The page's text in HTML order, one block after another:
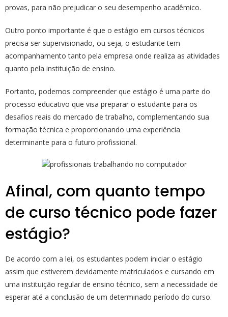
provas, para não prejudicar o seu desempenho acadêmico.
Outro ponto importante é que o estágio em cursos técnicos
precisa ser supervisionado, ou seja, o estudante tem
acompanhamento tanto pela empresa onde realiza as atividades
quanto pela instituição de ensino.
Portanto, podemos compreender que estágio é uma parte do
processo educativo que visa preparar o estudante para os
desafios reais do mercado de trabalho, complementando sua
formação técnica e proporcionando uma experiência
determinante para o futuro profissional.
Afinal, com quanto tempo
de curso técnico pode fazer
estágio?
De acordo com a lei, os estudantes podem iniciar o estágio
assim que estiverem devidamente matriculados e cursando em
uma instituição regular de ensino técnico, sem a necessidade de
esperar até a conclusão de um determinado período do curso.